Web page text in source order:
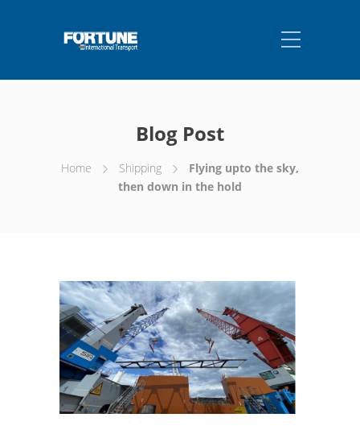
Blog Post
Home Shipping
Flying upto the sky,
then down in the hold